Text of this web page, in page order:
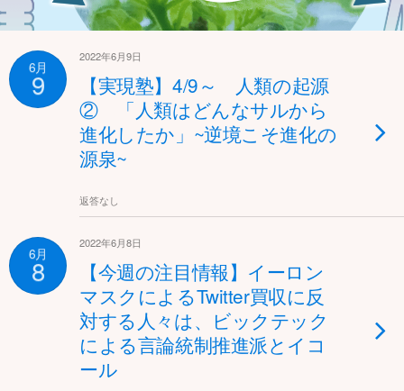
6月
9
2022年6月9日
【実現塾】4/9～ 人類の起源
② 「人類はどんなサルから
進化したか」~逆境こそ進化の
源泉~
返答なし
6月
8
2022年6月8日
【今週の注目情報】イーロン
マスクによるTwitter買収に反
対する人々は、ビックテック
による言論統制推進派とイコ
ール